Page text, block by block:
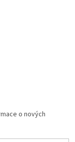
o nových